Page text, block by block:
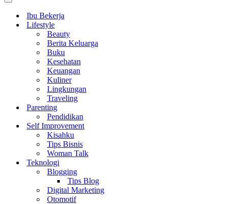
Menu
NavigasiIbu Bekerja
Lifestyle
Beauty
Berita Keluarga
Buku
Kesehatan
Keuangan
Kuliner
Lingkungan
Traveling
Parenting
Pendidikan
Self Improvement
Kisahku
Tips Bisnis
Woman Talk
Teknologi
Blogging
Tips Blog
Digital Marketing
Otomotif